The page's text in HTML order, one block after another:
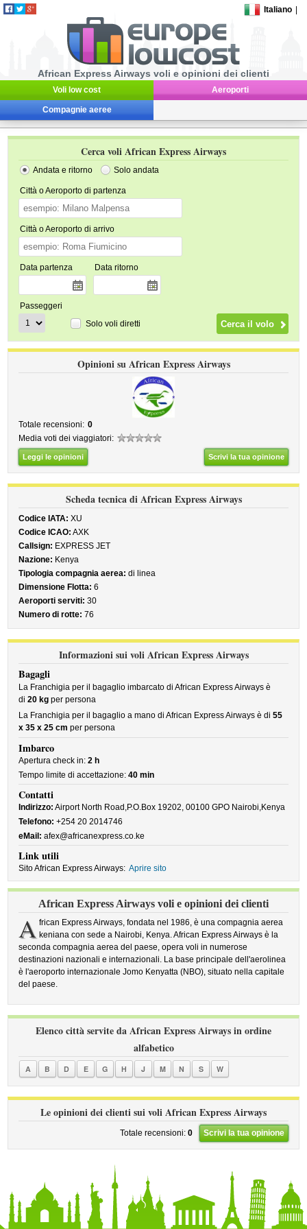
Italiano
African Express Airways voli e opinioni dei clienti
Voli low cost Aeroporti
Compagnie aeree
Cerca voli African Express Airways
Andata e ritorno Solo andata
Città o Aeroporto di partenza
Città o Aeroporto di arrivo
Data partenza Data ritorno
Passeggeri
Solo voli diretti
Opinioni su African Express Airways
Totale recensioni: 0
Media voti dei viaggiatori:
Leggi le opinioni Scrivi la tua opinione
Scheda tecnica di African Express Airways
Codice IATA: XU
Codice ICAO: AXK
Callsign: EXPRESS JET
Nazione: Kenya
Tipologia compagnia aerea: di linea
Dimensione Flotta: 6
Aeroporti serviti: 30
Numero di rotte: 76
Informazioni sui voli African Express Airways
Bagagli
La Franchigia per il bagaglio imbarcato di African Express Airways è
di20 kg per persona
La Franchigia per il bagaglio a mano di African Express Airways è di55
x 35 x 25 cm per persona
Imbarco
Apertura check in:2 h
Tempo limite di accettazione:40 min
Contatti
Indirizzo: Airport North Road,P.O.Box 19202, 00100 GPO Nairobi,Kenya
Telefono: +254 20 2014746
eMail: afex@africanexpress.co.ke
Link utili
Sito African Express Airways: Aprire sito
African Express Airways voli e opinioni dei clienti
A frican Express Airways, fondata nel 1986, è una compagnia aerea
keniana con sede a Nairobi, Kenya. African Express Airways è la
seconda compagnia aerea del paese, opera voli in numerose
destinazioni nazionali e internazionali. La base principale dell'aerolinea
è l'aeroporto internazionale Jomo Kenyatta (NBO), situato nella capitale
del paese.
Elenco città servite da African Express Airways in ordine
alfabetico
A B D E G H J M N S W
Le opinioni dei clienti sui voli African Express Airways
Totale recensioni: 0 Scrivi la tua opinione